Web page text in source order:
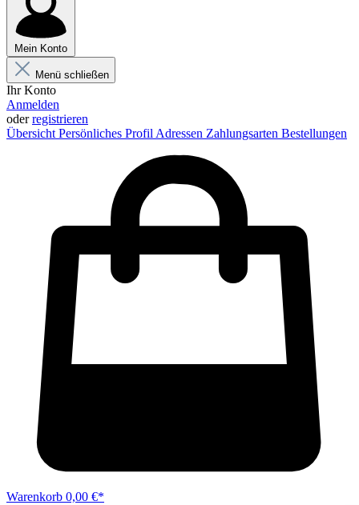
Mein Konto
Menü schließen
Ihr Konto
Anmelden
oderregistrieren
Übersicht Persönliches Profil Adressen Zahlungsarten Bestellungen
Warenkorb 0,00 €*